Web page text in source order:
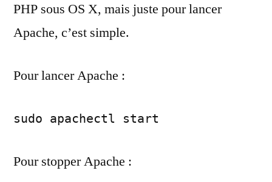
PHP sous OS X, mais juste pour lancer
Apache, c’est simple.
Pour lancer Apache :
sudo apachectl start
Pour stopper Apache :